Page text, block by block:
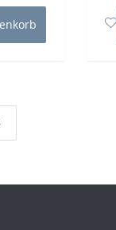
ist:
0,99€.